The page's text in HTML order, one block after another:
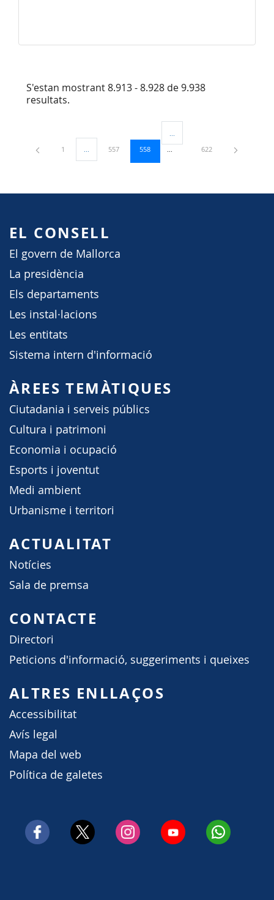
S'estan mostrant 8.913 - 8.928 de 9.938
resultats.
Pàgina
1 ...Pàgines intermèdies Utilitzeu TAB per navegar.
Pàgina
557 Pàgina
558
Pàgines intermèdies Utilitzeu
Pàgina
622
EL CONSELL
El govern de Mallorca
La presidència
Els departaments
Les instal·lacions
Les entitats
Sistema intern d'informació
ÀREES TEMÀTIQUES
Ciutadania i serveis públics
Cultura i patrimoni
Economia i ocupació
Esports i joventut
Medi ambient
Urbanisme i territori
ACTUALITAT
Notícies
Sala de premsa
CONTACTE
Directori
Peticions d'informació, suggeriments i queixes
ALTRES ENLLAÇOS
Accessibilitat
Avís legal
Mapa del web
Política de galetes